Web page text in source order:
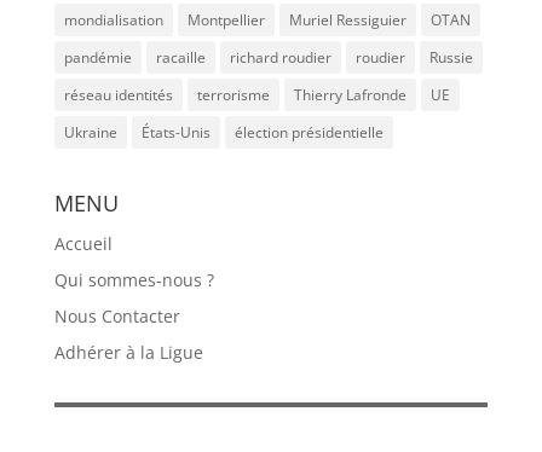
mondialisation
Montpellier Muriel Ressiguier
OTAN
pandémie
racaille richard roudier roudier
Russie
réseau identités
terrorisme Thierry Lafronde
UE
Ukraine
États-Unis élection présidentielle
MENU
Accueil
Qui sommes-nous ?
Nous Contacter
Adhérer à la Ligue